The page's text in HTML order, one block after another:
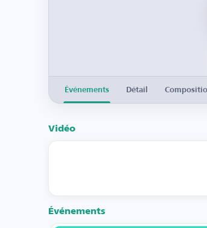
Événements Détail
Vidéo
Événements